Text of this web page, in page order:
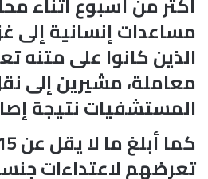
مساعدات إنسانية إلى
الذين كانوا على متنه
معاملة، مشيرين إلى
المستشفيات نتيجة
تعرضهم لاعتداءات